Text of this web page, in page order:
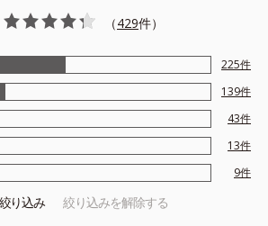
成分＊7を組み合わせた処方 ●SPF25/PA++
ンジオール ＊2 ヤグルマギク花エキス、モ
エキス ＊3 クチナシエキス ＊4酸化チタ
化チタン、水酸化Al、酸化亜鉛 ＊6 ゴレ
ーチチョーク葉エキス
＝全ての方にアレルギーが起こらないという
（429件）
225件
139件
43件
13件
9件
り込み 絞り込みを解除する